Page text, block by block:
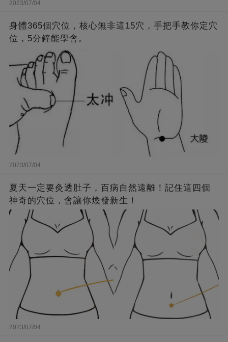
2023/07/04
身體365個穴位，核心無非這15穴，手把手教你定穴
位，5分鐘能學會。
2023/07/04
夏天一定要灸透肚子，百病自然遠離！記住這四個
神奇的穴位，會讓你煥發新生！
2023/07/04